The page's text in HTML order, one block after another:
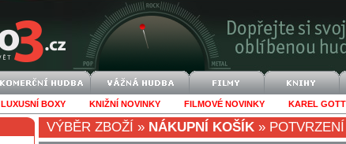
LUXUSNÍ BOXY KNIŽNÍ NOVINKY FILMOVÉ NOVINKY KAREL GOTT
VÝBĚR ZBOŽÍ » NÁKUPNÍ KOŠÍK »